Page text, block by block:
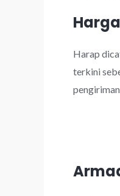
Harap
terkini